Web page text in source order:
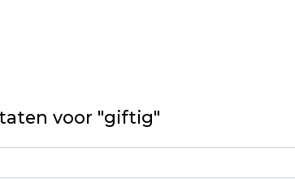
voor "giftig"